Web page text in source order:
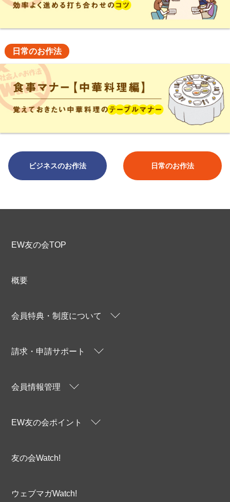
日常のお作法
ビジネスのお作法 日常のお作法
EW友の会TOP
概要
会員特典・制度について
請求・申請サポート
会員情報管理
EW友の会ポイント
友の会Watch!
ウェブマガWatch!